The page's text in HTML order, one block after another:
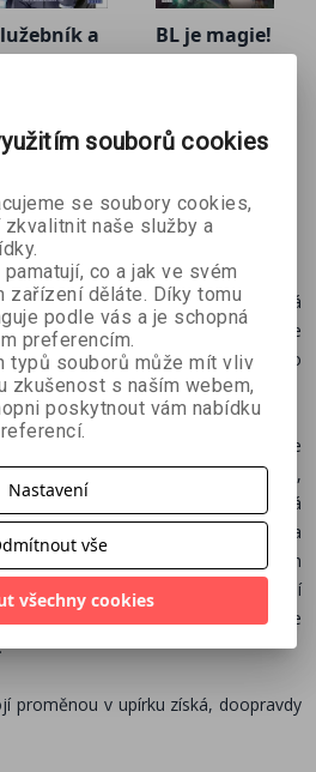
a
Kč 259 Kč
BL je magie!
1
251 Kč 279 Kč
stává upírkou a rázem se ocitá
existenci netušila. Navíc se zdá, že
musí řešit i otázku starou jako
upír, anebo vlkodlak?
slibně rozjetou kariéru, a přestože
v životě spokojená. Tedy až do dne,
tělo mladého muže, který to má
dávno za sebou. To si alespoň Luca
probírá, aby dost surovým
kapky krve. Zdá se, že tady její
objeví tajemný Brayden, který se
proměnou v upírku získá, doopravdy
souborů cookies
se soubory cookies,
zkvalitnit naše služby a
co a jak ve svém
zařízení děláte. Díky tomu
podle vás a je schopná
preferencím.
typů souborů může mít vliv
zkušenost s naším webem,
poskytnout vám nabídku
Nastavení
vše
všechny cookies